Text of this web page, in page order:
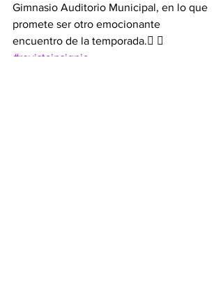
Gimnasio Auditorio Municipal, en lo que
promete ser otro emocionante
encuentro de la temporada. 
#revistainsignia